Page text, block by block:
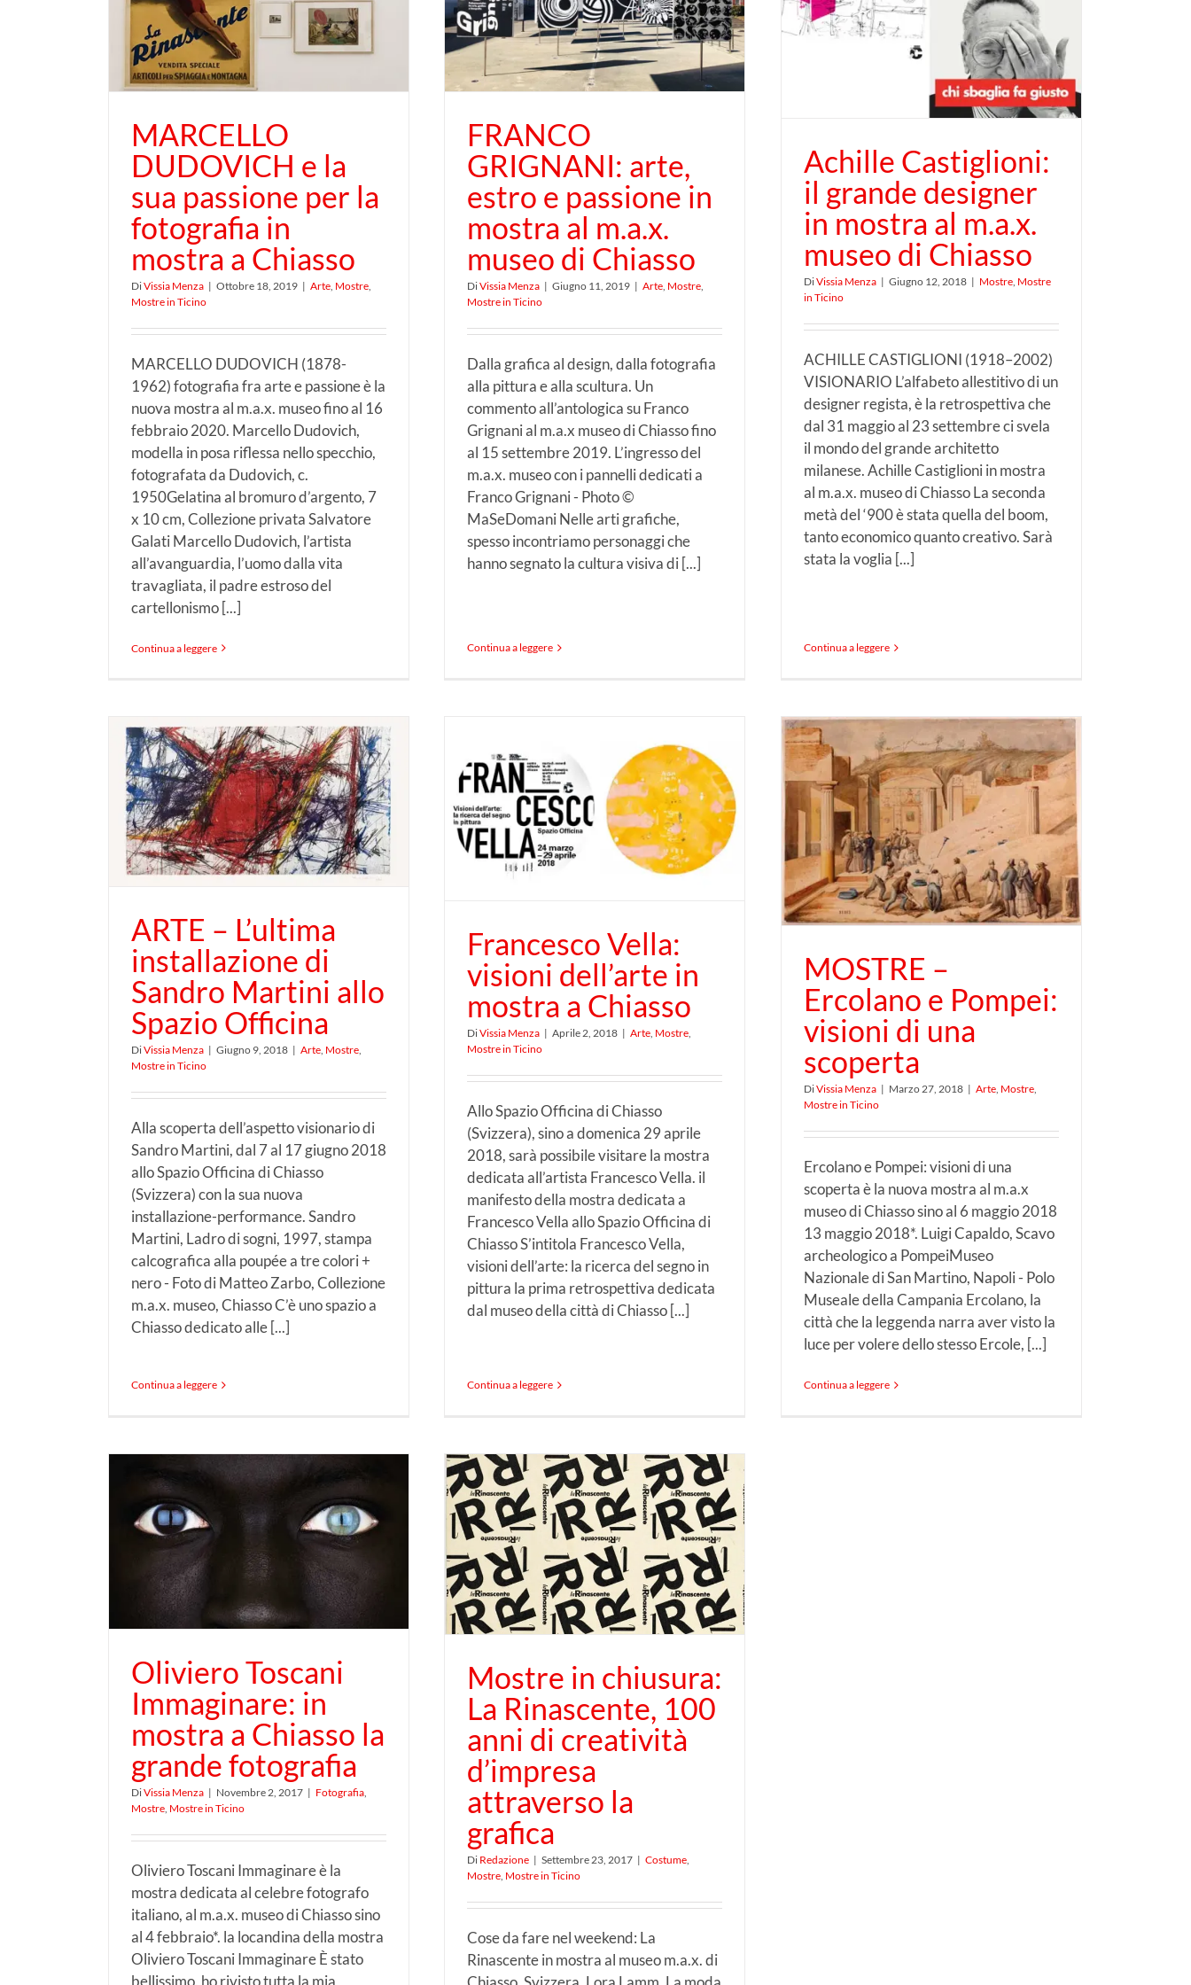
MARCELLO
DUDOVICH e la
sua passione per la
fotografia in
mostra a Chiasso
DiVissia Menza | Ottobre 18, 2019 | Arte Mostre
Mostre in Ticino
MARCELLO DUDOVICH (1878-
1962) fotografia fra arte e passione è la
nuova mostra al m.a.x. museo fino al 16
febbraio 2020. Marcello Dudovich,
modella in posa riflessa nello specchio,
fotografata da Dudovich, c.
1950Gelatina al bromuro d’argento, 7
x 10 cm, Collezione privata Salvatore
Galati Marcello Dudovich, l’artista
all’avanguardia, l’uomo dalla vita
travagliata, il padre estroso del
cartellonismo [...]
Continua a leggere
estro e passione in mostra
al m.a.x. museo di Chiasso
FRANCO
GRIGNANI: arte,
estro e passione in
mostra al m.a.x.
museo di Chiasso
DiVissia Menza | Giugno 11, 2019 | Arte Mostre
Mostre in Ticino
Dalla grafica al design, dalla fotografia
alla pittura e alla scultura. Un
commento all’antologica su Franco
Grignani al m.a.x museo di Chiasso fino
al 15 settembre 2019. L’ingresso del
m.a.x. museo con i pannelli dedicati a
Franco Grignani - Photo ©
MaSeDomani Nelle arti grafiche,
spesso incontriamo personaggi che
hanno segnato la cultura visiva di [...]
Continua a leggere
grande designer in mostra
al m.a.x. museo di Chiasso
Achille Castiglioni:
il grande designer
in mostra al m.a.x.
museo di Chiasso
DiVissia Menza | Giugno 12, 2018 | Mostre Mostre
in Ticino
ACHILLE CASTIGLIONI (1918–2002)
VISIONARIO L’alfabeto allestitivo di un
designer regista, è la retrospettiva che
dal 31 maggio al 23 settembre ci svela
il mondo del grande architetto
milanese. Achille Castiglioni in mostra
al m.a.x. museo di Chiasso La seconda
metà del ‘900 è stata quella del boom,
tanto economico quanto creativo. Sarà
stata la voglia [...]
Continua a leggere
ARTE – L’ultima
installazione di
Sandro Martini allo
Spazio Officina
DiVissia Menza | Giugno 9, 2018 | Arte Mostre
Mostre in Ticino
Alla scoperta dell’aspetto visionario di
Sandro Martini, dal 7 al 17 giugno 2018
allo Spazio Officina di Chiasso
(Svizzera) con la sua nuova
installazione-performance. Sandro
Martini, Ladro di sogni, 1997, stampa
calcografica alla poupée a tre colori +
nero - Foto di Matteo Zarbo, Collezione
m.a.x. museo, Chiasso C’è uno spazio a
Chiasso dedicato alle [...]
Continua a leggere
Francesco Vella: visioni
dell’arte in mostra a
Chiasso
Francesco Vella:
visioni dell’arte in
mostra a Chiasso
DiVissia Menza | Aprile 2, 2018 | Arte Mostre
Mostre in Ticino
Allo Spazio Officina di Chiasso
(Svizzera), sino a domenica 29 aprile
2018, sarà possibile visitare la mostra
dedicata all’artista Francesco Vella. il
manifesto della mostra dedicata a
Francesco Vella allo Spazio Officina di
Chiasso S’intitola Francesco Vella,
visioni dell’arte: la ricerca del segno in
pittura la prima retrospettiva dedicata
dal museo della città di Chiasso [...]
Continua a leggere
MOSTRE – Ercolano e
Pompei: visioni di una
scoperta
MOSTRE –
Ercolano e Pompei:
visioni di una
scoperta
DiVissia Menza | Marzo 27, 2018 | Arte, Mostre,
Mostre in Ticino
Ercolano e Pompei: visioni di una
scoperta è la nuova mostra al m.a.x
museo di Chiasso sino al 6 maggio 2018
13 maggio 2018*. Luigi Capaldo, Scavo
archeologico a PompeiMuseo
Nazionale di San Martino, Napoli - Polo
Museale della Campania Ercolano, la
città che la leggenda narra aver visto la
luce per volere dello stesso Ercole, [...]
Continua a leggere
Oliviero Toscani
Immaginare: in
mostra a Chiasso la
grande fotografia
DiVissia Menza | Novembre 2, 2017 | Fotografia
Mostre Mostre in Ticino
Oliviero Toscani Immaginare è la
mostra dedicata al celebre fotografo
italiano, al m.a.x. museo di Chiasso sino
al 4 febbraio*. la locandina della mostra
Oliviero Toscani Immaginare È stato
bellissimo, ho rivisto tutta la mia
Mostre in chiusura: La
Rinascente, 100 anni di
creatività d’impresa
attraverso la grafica
Mostre in chiusura:
La Rinascente, 100
anni di creatività
d’impresa
attraverso la
grafica
Di Redazione | Settembre 23, 2017 | Costume
Mostre Mostre in Ticino
Cose da fare nel weekend: La
Rinascente in mostra al museo m.a.x. di